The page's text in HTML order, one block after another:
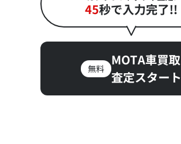
45秒で入力完了!!
無料
MOTA車買取
査定スタート